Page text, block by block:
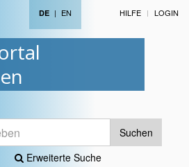
DE | EN HILFE LOGIN
Suchen
Erweiterte Suche